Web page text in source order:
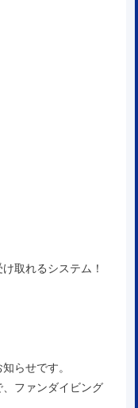
取れるシステム！
らせです。
ファンダイビング